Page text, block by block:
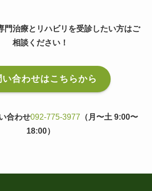
門治療とリハビリを受診したい方はご
相談ください！
い合わせはこちらから
合わせ092-775-3977 （月〜土 9:00〜
18:00）